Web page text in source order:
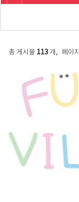
총 게시물 113개, 페이지